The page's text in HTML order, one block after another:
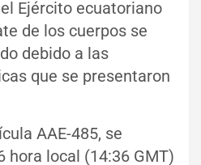
Ejército ecuatoriano
de los cuerpos se
debido a las
que se presentaron
AAE-485, se
hora local (14:36 GMT)